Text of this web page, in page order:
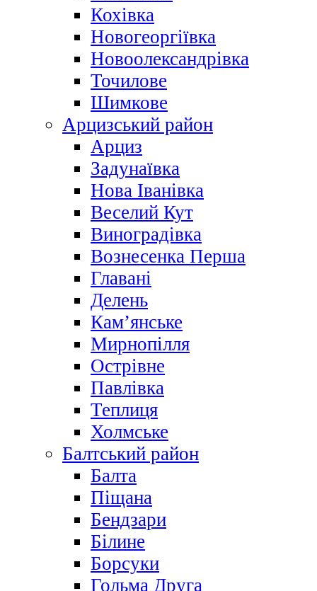
Кохівка
Новогеоргіївка
Новоолександрівка
Точилове
Шимкове
Арцизський район
Арциз
Задунаївка
Нова Іванівка
Веселий Кут
Виноградівка
Вознесенка Перша
Главані
Делень
Кам’янське
Мирнопілля
Острівне
Павлівка
Теплиця
Холмське
Балтський район
Балта
Піщана
Бендзари
Білине
Борсуки
Гольма Друга